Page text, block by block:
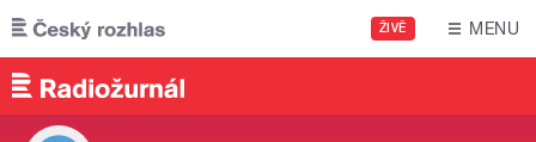
Přejít k hlavnímu obsahu
ŽIVĚ MENU